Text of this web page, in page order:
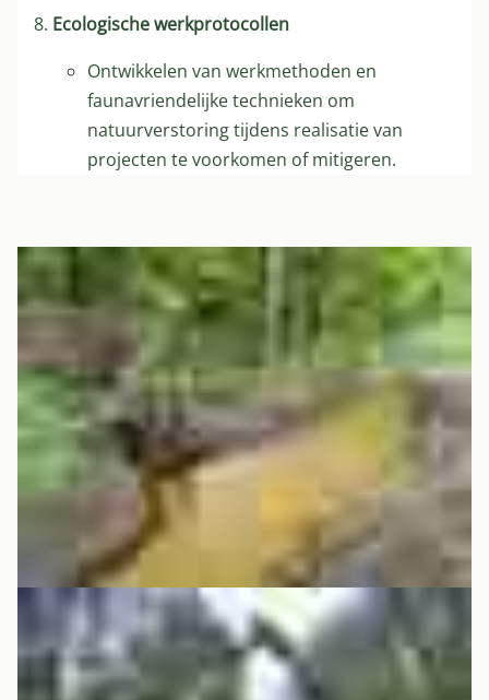
Ecologische werkprotocollen
Ontwikkelen van werkmethoden en
faunavriendelijke technieken om
natuurverstoring tijdens realisatie van
projecten te voorkomen of mitigeren.